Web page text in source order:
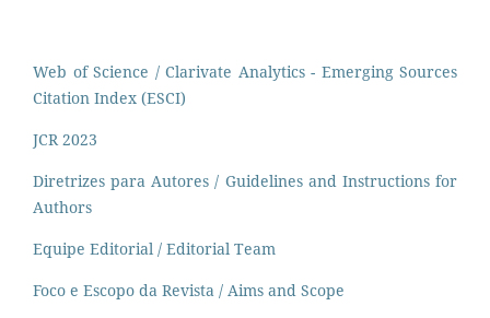
Web of Science / Clarivate Analytics - Emerging Sources
Citation Index (ESCI)
JCR 2023
Diretrizes para Autores / Guidelines and Instructions for
Authors
Equipe Editorial / Editorial Team
Foco e Escopo da Revista / Aims and Scope